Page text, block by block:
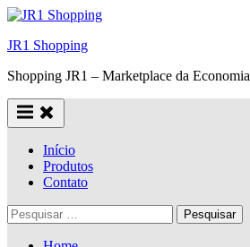
Skip
content
JR1 Shopping
Shopping JR1 – Marketplace da Economia
Início
Produtos
Contato
Pesquisar
por: